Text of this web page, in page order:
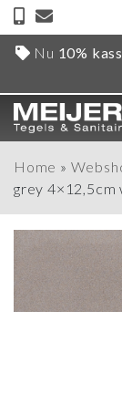
Nu 10%
Home »
grey 4×12,5cm